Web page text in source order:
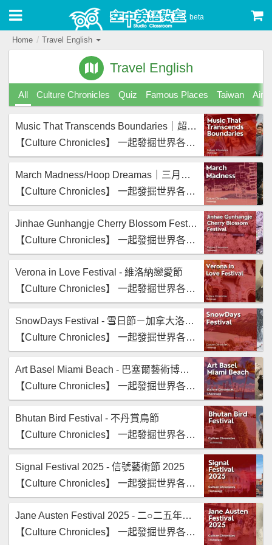
beta
Home Travel English
Travel English
All Culture Chronicles Quiz Famous Places Taiwan
Music That Transcends Boundaries｜超越國界的音樂
【‪Culture Chronicles‬】 一起發掘世界各地文化魅力。
March Madness/Hoop Dreamas｜三月瘋狂/籃框夢想
【‪Culture Chronicles‬】 一起發掘世界各地文化魅力。
Jinhae Gunhangje Cherry Blossom Festival | 鎮海軍港節櫻花祭
【‪Culture Chronicles‬】 一起發掘世界各地文化魅力。
Verona in Love Festival - 維洛納戀愛節
【‪Culture Chronicles‬】 一起發掘世界各地文化魅力。
SnowDays Festival - 雪日節－加拿大洛磯山脈的冬季魔法
【‪Culture Chronicles‬】 一起發掘世界各地文化魅力。
Art Basel Miami Beach - 巴塞爾藝術博覽會邁阿密海灘展
【‪Culture Chronicles‬】 一起發掘世界各地文化魅力。
Bhutan Bird Festival - 不丹賞鳥節
【‪Culture Chronicles‬】 一起發掘世界各地文化魅力。
Signal Festival 2025 - 信號藝術節 2025
【‪Culture Chronicles‬】 一起發掘世界各地文化魅力。
Jane Austen Festival 2025 - 二○二五年珍‧奧斯汀嘉年華
【‪Culture Chronicles‬】 一起發掘世界各地文化魅力。